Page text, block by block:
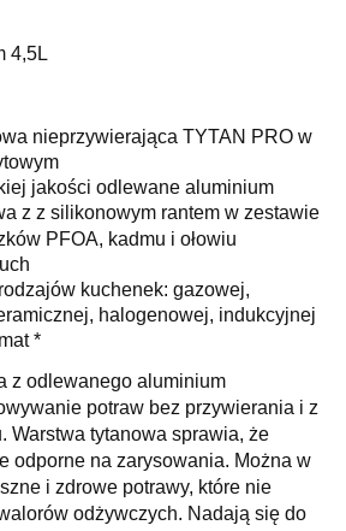
4,5L
nieprzywierająca TYTAN PRO w
jakości odlewane aluminium
z z silikonowym rantem w zestawie
PFOA, kadmu i ołowiu
kuchenek: gazowej,
halogenowej, indukcyjnej
*
z odlewanego aluminium
potraw bez przywierania i z
Warstwa tytanowa sprawia, że
odporne na zarysowania. Można w
i zdrowe potrawy, które nie
odżywczych. Nadają się do